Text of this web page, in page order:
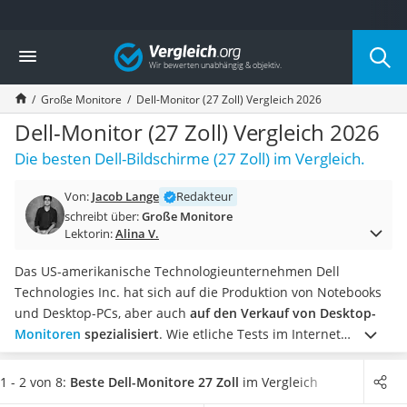
Die beliebtesten Vergleiche nach Kategorie
Elektronik
Powerstation
Monitor 32 Zoll 4K
Fernseher
Drucker
Desktop-PC
Diascanner
Laser-Multifunktionsdrucker
Powerstation mit Solarpanel
Gaming-PC
Soundbar
17-Zoll-Laptop
Satellitenschüssel
Gaming-Headset
Vergleich
Große Monitore Dell-Monitor (27 Zoll) Vergleich 2026
Dell-Monitor (27 Zoll) Vergleich 2026
Die besten Dell-Bildschirme (27 Zoll) im Vergleich.
Von: Jacob Lange
Redakteur
schreibt über:Große Monitore
Lektorin:Alina V.
Das US-amerikanische Technologieunternehmen Dell
Technologies Inc. hat sich auf die Produktion von Notebooks
und Desktop-PCs, aber auch auf den Verkauf von Desktop-
Monitoren spezialisiert. Wie etliche Tests im Internet
berichten, bedient es sich dabei der Hardware-Komponenten
anderer Hersteller. Die 27-Zoll-Monitore von Dellbieten ein
1 - 2 von 8: Beste Dell-Monitore 27 Zoll im Vergleich